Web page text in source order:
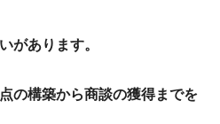
があります。
の構築から商談の獲得までを